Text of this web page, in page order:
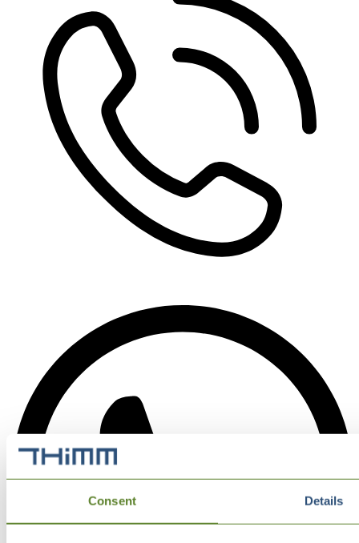
Consent Details